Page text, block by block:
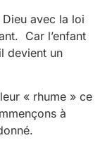
avec la loi
Car l’enfant
devient un
« rhume » ce
à